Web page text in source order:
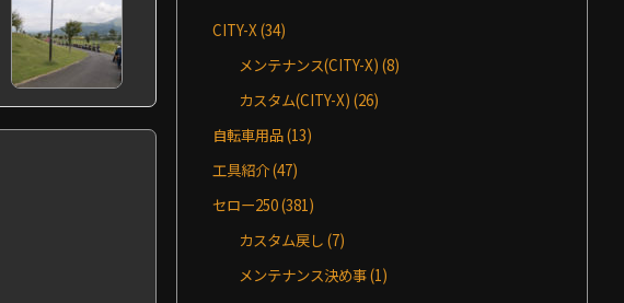
CITY-X (34)
メンテナンス(CITY-X)(8)
カスタム(CITY-X)(26)
自転車用品(13)
工具紹介(47)
セロー250(381)
カスタム戻し(7)
メンテナンス決め事(1)